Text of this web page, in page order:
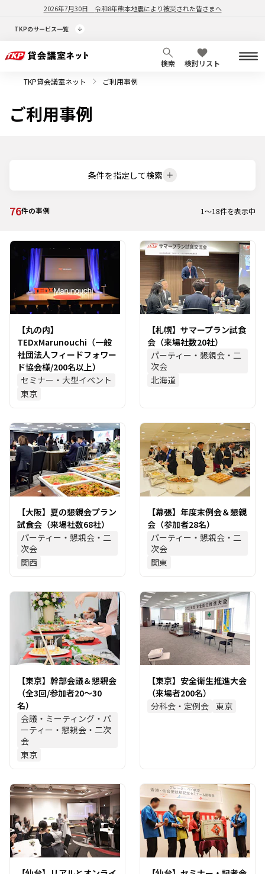
2026年7月30日 令和8年熊本地震により被災された皆さまへ
TKPのサービス一覧
検索
検討リスト
TKP貸会議室ネット
ご利用事例
ご利用事例
条件を指定して検索
76件の事例 1～18件を表示中
【丸の内】
TEDxMarunouchi（一般
社団法人フィードフォワー
ド協会様/200名以上）
セミナー・大型イベント
東京
【札幌】サマープラン試食
会（来場社数20社）
パーティー・懇親会・二
次会
北海道
【大阪】夏の懇親会プラン
試食会（来場社数68社）
パーティー・懇親会・二
次会
関西
【幕張】年度末例会＆懇親
会（参加者28名）
パーティー・懇親会・二
次会
関東
【東京】幹部会議＆懇親会
（全3回/参加者20～30
名）
会議・ミーティング・パ
ーティー・懇親会・二次
会
東京
【東京】安全衛生推進大会
（来場者200名）
分科会・定例会 東京